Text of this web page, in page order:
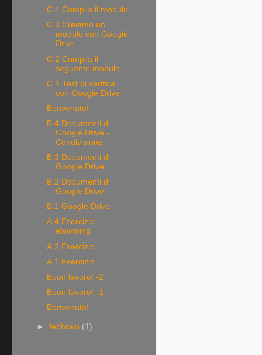
C.4 Compila il modulo
C.3 Creiamo un
modulo con Google
Drive
C.2 Compila il
seguente modulo
C.1 Test di verifica
con Google Drive
Benvenuto!
B.4 Documenti di
Google Drive -
Condivisione
B.3 Documenti di
Google Drive
B.2 Documenti di
Google Drive
B.1 Google Drive
A.4 Esercizio -
etwinning
A.2 Esercizio
A.1 Esercizio
Buon lavoro! -2
Buon lavoro! -1
Benvenuto!
►febbraio (1)